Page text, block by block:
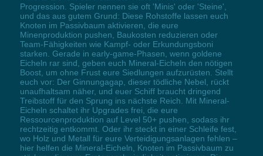
Progression. Spieler nennen sie oft 'Minis' oder 'Steine',
und das aus gutem Grund: Diese Rohstoffe lassen euch
Knoten im Passivbaum aktivieren, die eure
Minenproduktion pushen, Baukosten reduzieren oder
Team-Fähigkeiten wie Kampf- oder Erkundungsboni
starken. Gerade in early-game-Phasen, wenn goldene
Eicheln rar sind, geben euch Mineral-Eicheln den nötigen
Boost, um ohne Frust eure Siedlungen aufzurüsten. Stellt
euch vor: Der Ginnungagap, dieser tödliche Nebel, rückt
unaufhaltsam näher, und euer Schiff braucht dringend
Treibstoff für den Sprung ins nächste Reich. Mit Mineral-
Eicheln schaltet ihr Upgrades frei, die eure
Ressourcenproduktion auf Level 50+ pushen, sodass ihr
rechtzeitig entkommt. Oder ihr steckt in einer Schleife fest,
wo Holz und Metall für eure Verteidigungsanlagen fehlen –
hier helfen die Mineral-Eicheln, Knoten im Passivbaum zu